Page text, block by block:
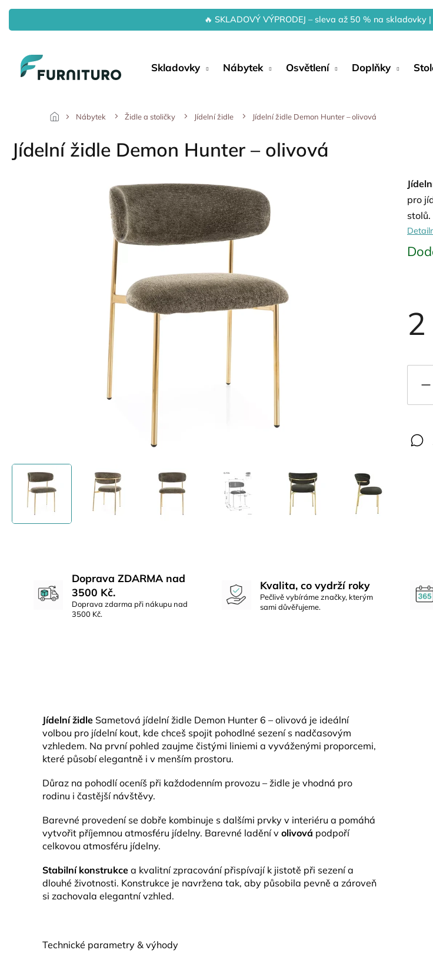
Přejít
obsah
🔥 SKLADOVÝ VÝPRODEJ – sleva až 50 % na
Skladovky Nábytek Osvětlení Doplňky
Nábytek Židle a stoličky Jídelní židle Jídelní židle Demon Hunter – olivová
Jídelní židle Demon Hunter – olivová
pro
Doprava ZDARMA nad
3500 Kč.
Doprava zdarma při nákupu nad
3500 Kč.
Kvalita, co vydrží roky
Pečlivě vybíráme značky, kterým
sami důvěřujeme.
Jídelní židle Sametová jídelní židle Demon Hunter 6 – olivová je ideální
volbou pro jídelní kout, kde chceš spojit pohodlné sezení s nadčasovým
vzhledem. Na první pohled zaujme čistými liniemi a vyváženými proporcemi,
které působí elegantně i v menším prostoru.
Důraz na pohodlí oceníš při každodenním provozu – židle je vhodná pro
rodinu i častější návštěvy.
Barevné provedení se dobře kombinuje s dalšími prvky v interiéru a pomáhá
vytvořit příjemnou atmosféru jídelny. Barevné ladění v olivová podpoří
celkovou atmosféru jídelny.
Stabilní konstrukce a kvalitní zpracování přispívají k jistotě při sezení a
dlouhé životnosti. Konstrukce je navržena tak, aby působila pevně a zároveň
si zachovala elegantní vzhled.
Technické parametry & výhody